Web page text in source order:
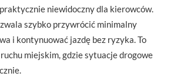
niewidoczny dla kierowców.
szybko przywrócić minimalny
i kontynuować jazdę bez ryzyka. To
miejskim, gdzie sytuacje drogowe